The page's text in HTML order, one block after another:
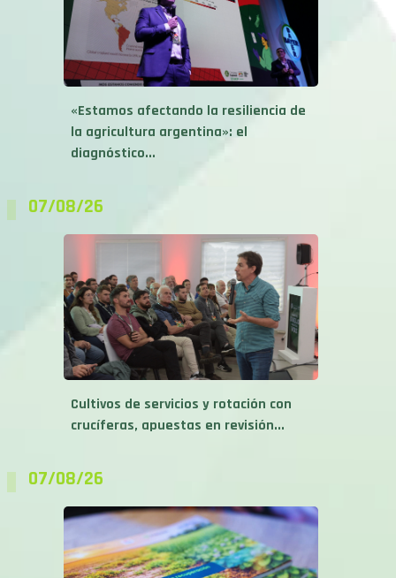
«Estamos afectando la resiliencia de
la agricultura argentina»: el
diagnóstico...
07/08/26
Cultivos de servicios y rotación con
crucíferas, apuestas en revisión...
07/08/26